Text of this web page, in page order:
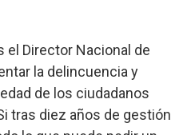
el Director Nacional de
la delincuencia y
de los ciudadanos
tras diez años de gestión